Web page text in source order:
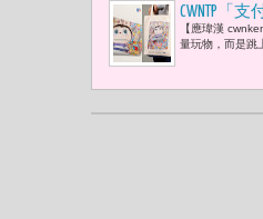
CWNTP「
卡 The
【應瑋漢
量玩物，而是跳